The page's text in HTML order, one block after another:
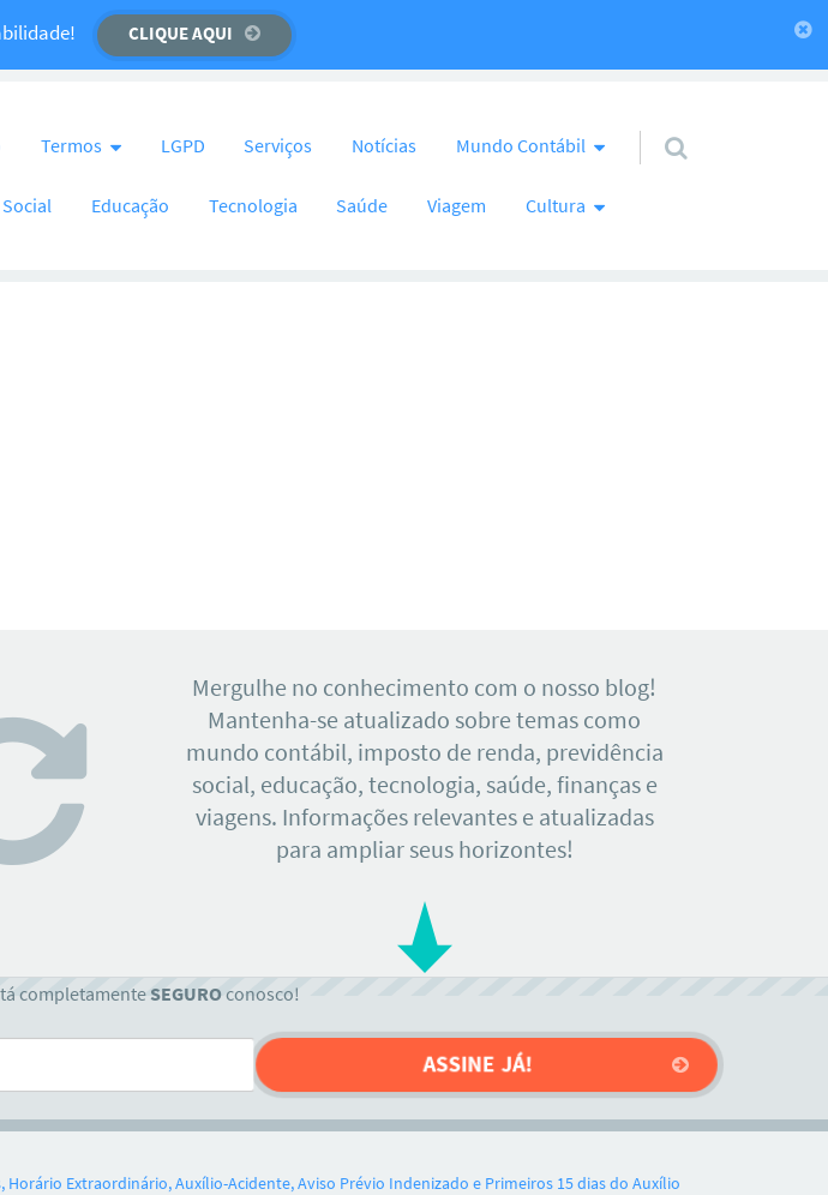
você! CLIQUE AQUI
CLIQUE AQUI
Termos LGPD Serviços Notícias Mundo Contábil
Educação Tecnologia Saúde Viagem Cultura
Mergulhe no conhecimento com o nosso blog!
Mantenha-se atualizado sobre temas como
mundo contábil, imposto de renda, previdência
social, educação, tecnologia, saúde, finanças e
viagens. Informações relevantes e atualizadas
para ampliar seus horizontes!
completamenteSEGUROconosco!
Horário Extraordinário, Auxílio-Acidente, Aviso Prévio Indenizado e Primeiros 15 dias do Auxílio